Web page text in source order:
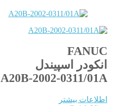
FANUC
انکودر اسپیندل
A20B-2002-0311/01A
اطلاعات بیشتر